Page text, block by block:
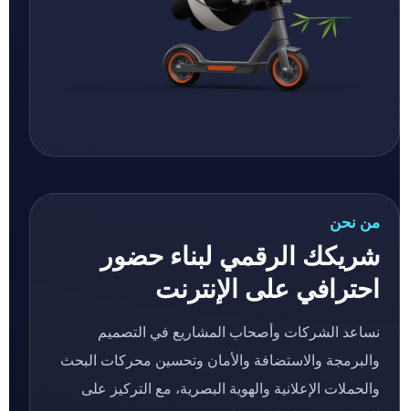
من نحن
شريكك الرقمي لبناء حضور
احترافي على الإنترنت
نساعد الشركات وأصحاب المشاريع في التصميم
والبرمجة والاستضافة والأمان وتحسين محركات البحث
والحملات الإعلانية والهوية البصرية، مع التركيز على